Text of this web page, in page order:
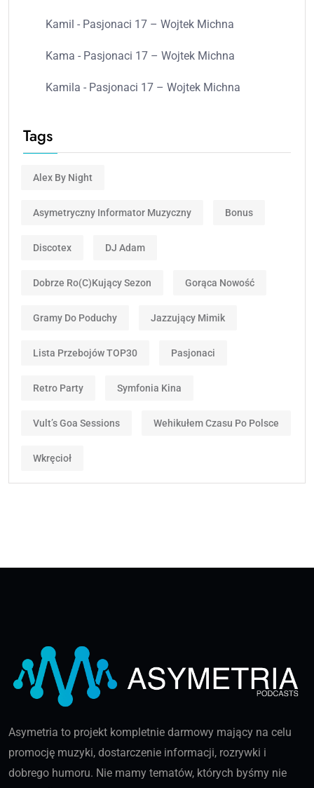
Kamil - Pasjonaci 17 – Wojtek Michna
Kama - Pasjonaci 17 – Wojtek Michna
Kamila - Pasjonaci 17 – Wojtek Michna
Tags
Alex By Night
Asymetryczny Informator Muzyczny Bonus
Discotex DJ Adam
Dobrze Ro(c)kujący Sezon Gorąca Nowość
Gramy Do Poduchy Jazzujący Mimik
Lista Przebojów TOP30 Pasjonaci
Retro Party Symfonia Kina
Vult’s Goa Sessions Wehikułem Czasu Po Polsce
Wkręcioł
Asymetria to projekt kompletnie darmowy mający na celu
promocję muzyki, dostarczenie informacji, rozrywki i
dobrego humoru. Nie mamy tematów, których byśmy nie